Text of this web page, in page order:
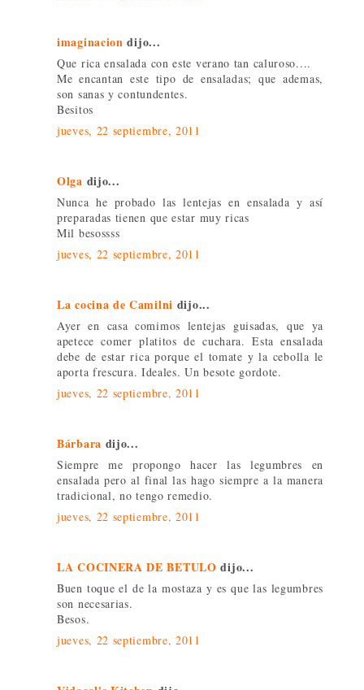
imaginacion dijo...
Que rica ensalada con este verano tan caluroso....
Me encantan este tipo de ensaladas; que ademas,
son sanas y contundentes.
Besitos
jueves, 22 septiembre, 2011
Olga dijo...
Nunca he probado las lentejas en ensalada y así
preparadas tienen que estar muy ricas
Mil besossss
jueves, 22 septiembre, 2011
La cocina de Camilni dijo...
Ayer en casa comimos lentejas guisadas, que ya
apetece comer platitos de cuchara. Esta ensalada
debe de estar rica porque el tomate y la cebolla le
aporta frescura. Ideales. Un besote gordote.
jueves, 22 septiembre, 2011
Bárbara dijo...
Siempre me propongo hacer las legumbres en
ensalada pero al final las hago siempre a la manera
tradicional, no tengo remedio.
jueves, 22 septiembre, 2011
LA COCINERA DE BETULO dijo...
Buen toque el de la mostaza y es que las legumbres
son necesarias.
Besos.
jueves, 22 septiembre, 2011